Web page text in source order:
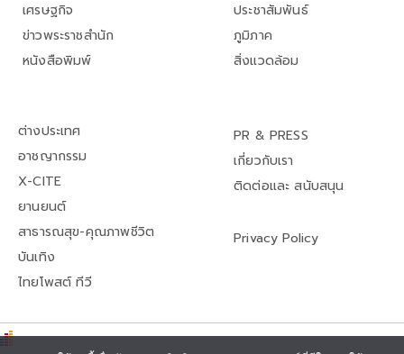
เศรษฐกิจ
ข่าวพระราชสำนัก
หนังสือพิมพ์
ประชาสัมพันธ์
ภูมิภาค
สิ่งแวดล้อม
ต่างประเทศ
อาชญากรรม
X-CITE
ยานยนต์
สาธารณสุข-คุณภาพชีวิต
บันเทิง
ไทยโพสต์ ทีวี
PR & PRESS
เกี่ยวกับเรา
ติดต่อและ สนับสนุน
Privacy Policy